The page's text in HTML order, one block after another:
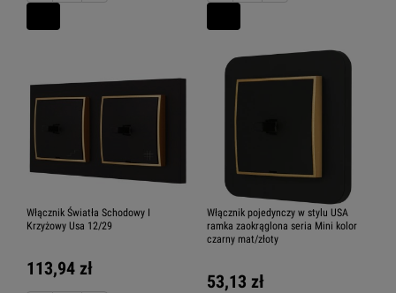
Włącznik Światła Schodowy I
Krzyżowy Usa 12/29
113,94 zł
Włącznik pojedynczy w stylu USA
ramka zaokrąglona seria Mini kolor
czarny mat/złoty
53,13 zł